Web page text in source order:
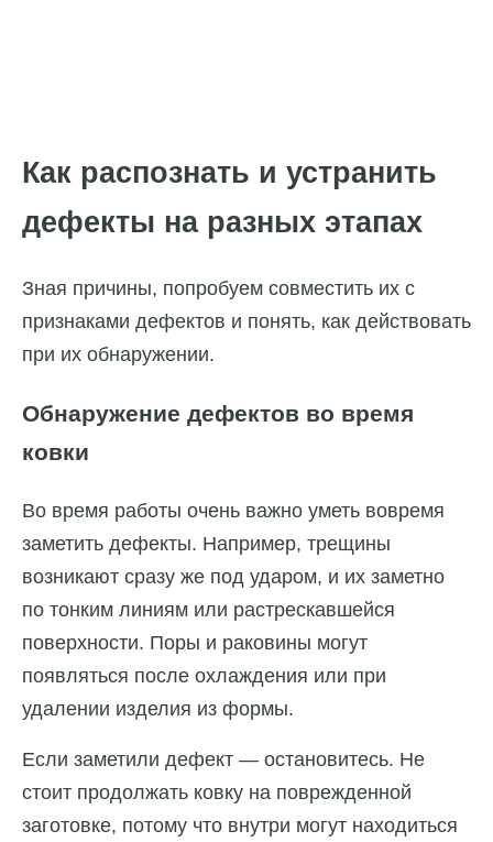
Как распознать и устранить
дефекты на разных этапах
Зная причины, попробуем совместить их с
признаками дефектов и понять, как действовать
при их обнаружении.
Обнаружение дефектов во время
ковки
Во время работы очень важно уметь вовремя
заметить дефекты. Например, трещины
возникают сразу же под ударом, и их заметно
по тонким линиям или растрескавшейся
поверхности. Поры и раковины могут
появляться после охлаждения или при
удалении изделия из формы.
Если заметили дефект — остановитесь. Не
стоит продолжать ковку на поврежденной
заготовке, потому что внутри могут находиться